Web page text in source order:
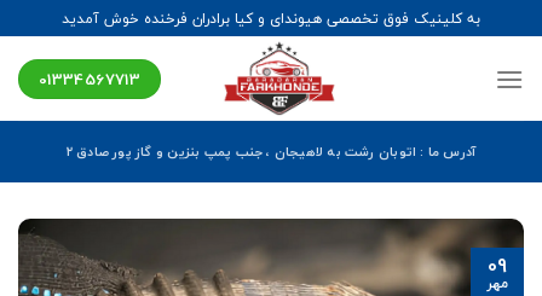
to
content
به کلینیک فوق تخصصی هیوندای و کیا برادران فرخنده خوش آمدید
01334567713
آدرس ما : اتوبان رشت به لاهیجان ، جنب پمپ بنزین و گاز پور صادق ۲
09
مهر